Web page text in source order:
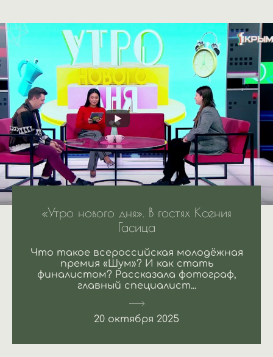
«Утро нового дня». В гостях Ксения
Гасица
Что такое всероссийская молодёжная
премия «Шум»? И как стать
финалистом? Рассказала фотограф,
главный специалист...
20 октября 2025